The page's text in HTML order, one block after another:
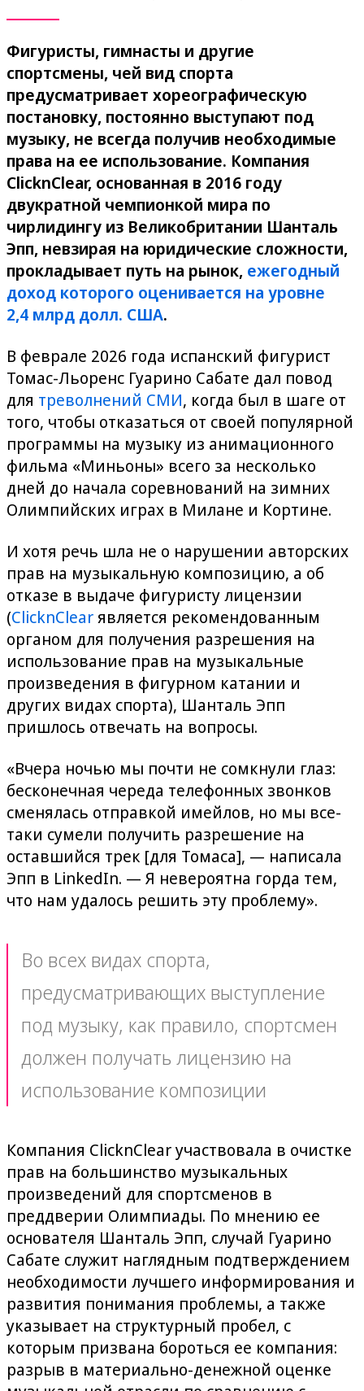
Фигуристы, гимнасты и другие
спортсмены, чей вид спорта
предусматривает хореографическую
постановку, постоянно выступают под
музыку, не всегда получив необходимые
права на ее использование. Компания
ClicknClear, основанная в 2016 году
двукратной чемпионкой мира по
чирлидингу из Великобритании Шанталь
Эпп, невзирая на юридические сложности,
прокладывает путь на рынок, ежегодный
доход которого оценивается на уровне
2,4 млрд долл. США.
В феврале 2026 года испанский фигурист
Томас-Льоренс Гуарино Сабате дал повод
для треволнений СМИ, когда был в шаге от
того, чтобы отказаться от своей популярной
программы на музыку из анимационного
фильма «Миньоны» всего за несколько
дней до начала соревнований на зимних
Олимпийских играх в Милане и Кортине.
И хотя речь шла не о нарушении авторских
прав на музыкальную композицию, а об
отказе в выдаче фигуристу лицензии
(ClicknClearявляется рекомендованным
органом для получения разрешения на
использование прав на музыкальные
произведения в фигурном катании и
других видах спорта), Шанталь Эпп
пришлось отвечать на вопросы.
«Вчера ночью мы почти не сомкнули глаз:
бесконечная череда телефонных звонков
сменялась отправкой имейлов, но мы все-
таки сумели получить разрешение на
оставшийся трек [для Томаса], — написала
Эпп в LinkedIn. — Я невероятна горда тем,
что нам удалось решить эту проблему».
Во всех видах спорта,
предусматривающих выступление
под музыку, как правило, спортсмен
должен получать лицензию на
использование композиции
Компания ClicknClear участвовала в очистке
прав на большинство музыкальных
произведений для спортсменов в
преддверии Олимпиады. По мнению ее
основателя Шанталь Эпп, случай Гуарино
Сабате служит наглядным подтверждением
необходимости лучшего информирования и
развития понимания проблемы, а также
указывает на структурный пробел, с
которым призвана бороться ее компания:
разрыв в материально-денежной оценке